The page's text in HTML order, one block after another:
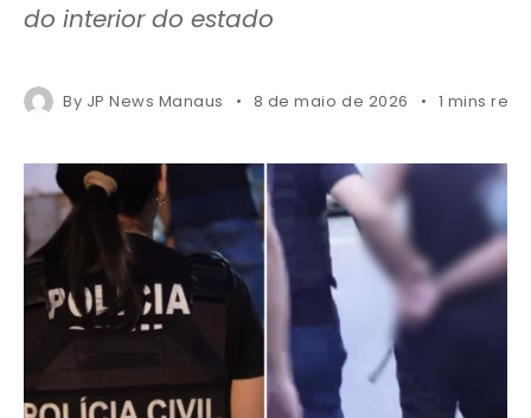
do interior do estado
By JP News Manaus 8 de maio de 2026 1 mins read